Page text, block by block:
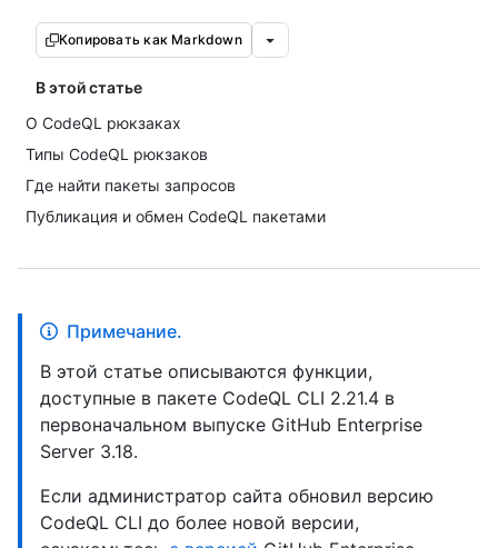
Копировать как Markdown
В этой статье
О CodeQL рюкзаках
Типы CodeQL рюкзаков
Где найти пакеты запросов
Публикация и обмен CodeQL пакетами
Примечание.
В этой статье описываются функции,
доступные в пакете CodeQL CLI 2.21.4 в
первоначальном выпуске GitHub Enterprise
Server 3.18.
Если администратор сайта обновил версию
CodeQL CLI до более новой версии,